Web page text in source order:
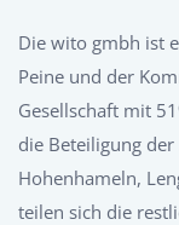
Die wito gmbh ist
Peine und der
Gesellschaft mit
die Beteiligung der
Hohenhameln,
teilen sich die